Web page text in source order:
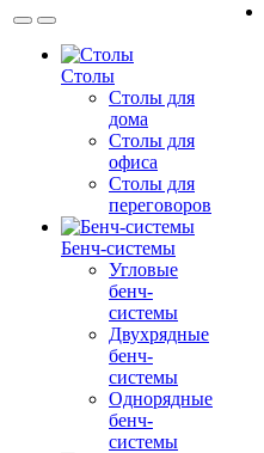
Столы
Столы для
дома
Столы для
офиса
Столы для
переговоров
Бенч-системы
Угловые
бенч-
системы
Двухрядные
бенч-
системы
Однорядные
бенч-
системы